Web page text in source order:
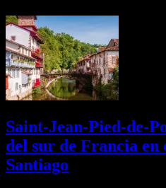
Saint-Jean-Pied-de-
del sur de Francia en
Santiago